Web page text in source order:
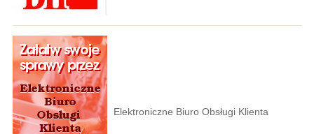
Elektroniczne Biuro Obsługi Klienta